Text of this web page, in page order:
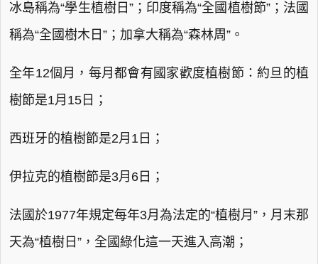
冰島稱為“學生植樹日”；印度稱為“全國植樹節”；法國
稱為“全國樹木日”；加拿大稱為“森林周”。
全年12個月，每月都會有國家歡度植樹節：約旦的植
樹節是1月15日；
西班牙的植樹節是2月1日；
伊拉克的植樹節是3月6日；
法國於1977年規定每年3月為法定的“植樹月”，月末那
天為“植樹日”，全國綠化這一天進入高潮；